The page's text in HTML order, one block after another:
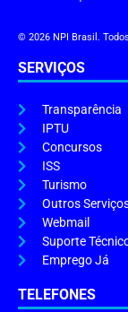
© 2026 NPI Brasil.
SERVIÇOS
Transparência
IPTU
Concursos
ISS
Turismo
Outros
Webmail
Suporte
Emprego Já
TELEFONES